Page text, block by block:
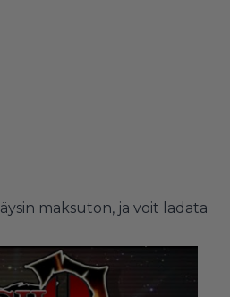
maksuton, ja voit ladata